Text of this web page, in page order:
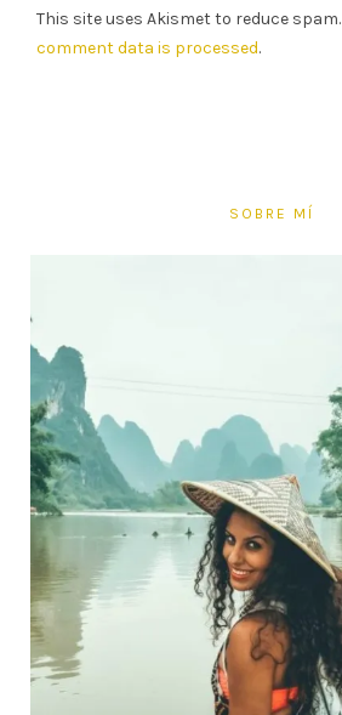
This site uses Akismet to reduce spam.
comment data is processed.
SOBRE MÍ